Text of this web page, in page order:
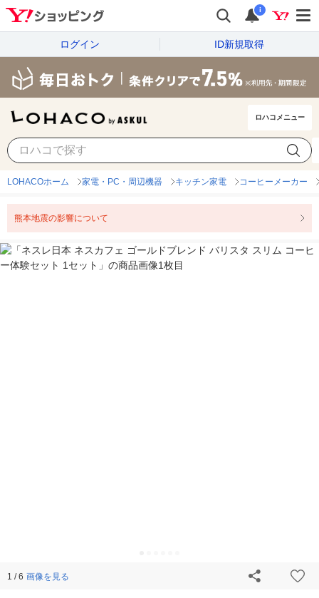
i
ログイン ID新規取得
ロハコメニュー
LOHACOホーム 家電・PC・周辺機器 キッチン家電 コーヒーメーカー
熊本地震の影響について
1 / 6 画像を見る